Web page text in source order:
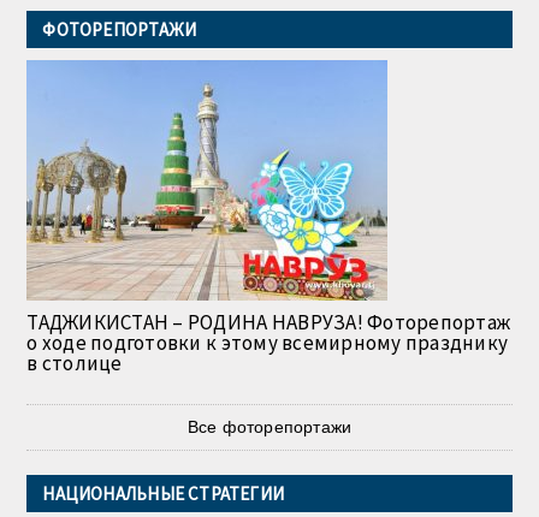
ФОТОРЕПОРТАЖИ
ТАДЖИКИСТАН – РОДИНА НАВРУЗА! Фоторепортаж
о ходе подготовки к этому всемирному празднику
в столице
Все фоторепортажи
НАЦИОНАЛЬНЫЕ СТРАТЕГИИ